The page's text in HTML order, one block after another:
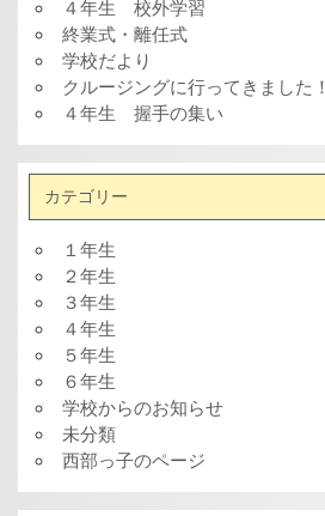
４年生 校外学習
終業式・離任式
学校だより
クルージングに行ってきました！
４年生 握手の集い
カテゴリー
１年生
２年生
３年生
４年生
５年生
６年生
学校からのお知らせ
未分類
西部っ子のページ